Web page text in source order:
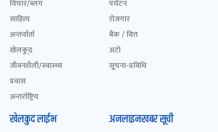
विचार/ब्लग
साहित्य
अन्तर्वार्ता
खेलकुद़़
जीवनशैली/स्वास्थ्य
प्रवास
अन्तर्राष्ट्रिय
पर्यटन
रोजगार
बैंक / वित्त
अटो
सूचना-प्रविधि
खेलकुद लाईभ अनलाइनखबर सूची